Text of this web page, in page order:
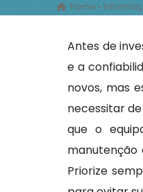
Home »
Antes de
e a
novos, mas
necessitar
que o
manutenção
Priorize